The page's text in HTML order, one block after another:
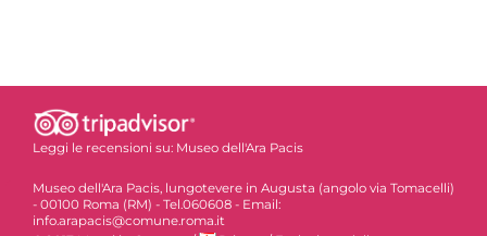
Leggi le recensioni su: Museo dell'Ara Pacis
Museo dell'Ara Pacis, lungotevere in Augusta (angolo via Tomacelli)
- 00100 Roma (RM) - Tel.060608 - Email:
info.arapacis@comune.roma.it